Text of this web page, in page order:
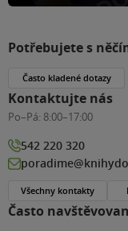
Často
Potřebujete s
Často kladené dotazy
Kontaktujte nás
Po–Pá: 8:00–17:00
542 220 320
Všechny kontakty